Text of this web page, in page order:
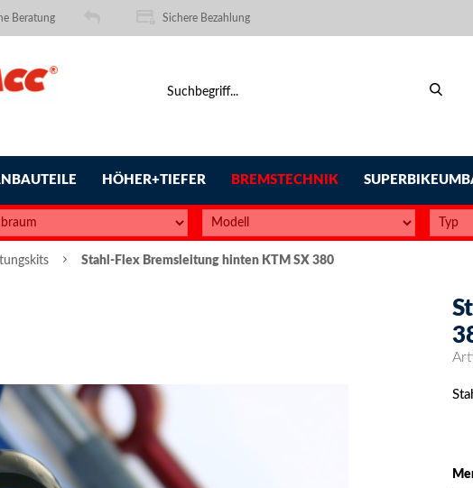
Beratung Sichere Bezahlung
HÖHER+TIEFER BREMSTECHNIK
Stahl-Flex Bremsleitung hinten KTM SX 380